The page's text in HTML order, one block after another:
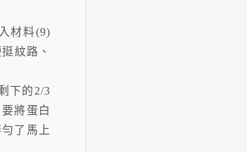
材料(9)
紋路、
下的2/3
將蛋白
了馬上